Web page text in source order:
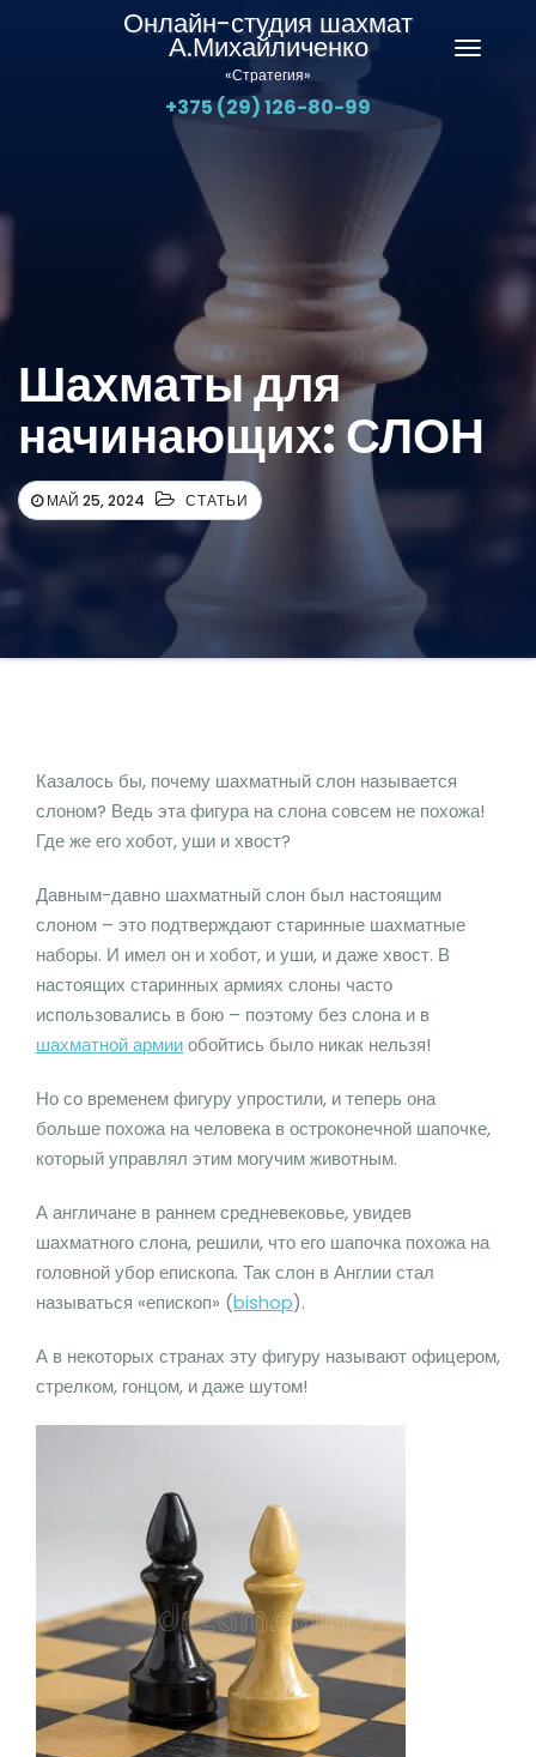
Онлайн-студия шахмат
А.Михайличенко
«Стратегия»
+375 (29) 126-80-99
Шахматы для
начинающих: СЛОН
МАЙ 25, 2024 СТАТЬИ
Казалось бы, почему шахматный слон называется
слоном? Ведь эта фигура на слона совсем не похожа!
Где же его хобот, уши и хвост?
Давным-давно шахматный слон был настоящим
слоном – это подтверждают старинные шахматные
наборы. И имел он и хобот, и уши, и даже хвост. В
настоящих старинных армиях слоны часто
использовались в бою – поэтому без слона и в
шахматной армииобойтись было никак нельзя!
Но со временем фигуру упростили, и теперь она
больше похожа на человека в остроконечной шапочке,
который управлял этим могучим животным.
А англичане в раннем средневековье, увидев
шахматного слона, решили, что его шапочка похожа на
головной убор епископа. Так слон в Англии стал
называться «епископ» (bishop).
А в некоторых странах эту фигуру называют офицером,
стрелком, гонцом, и даже шутом!